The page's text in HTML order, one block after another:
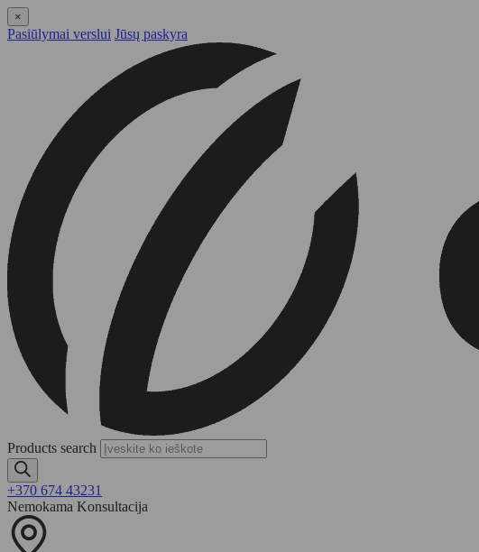
×
Pasiūlymai verslui Jūsų paskyra
Products search
+370 674 43231
Nemokama Konsultacija